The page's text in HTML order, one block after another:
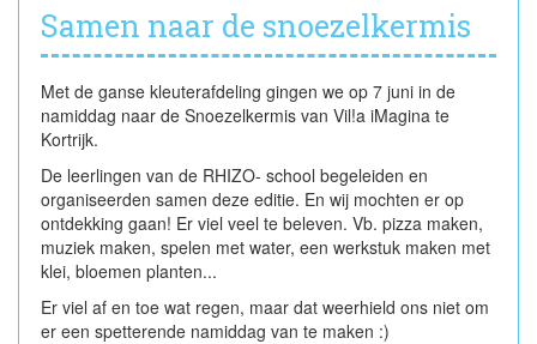
Samen naar de snoezelkermis
Met de ganse kleuterafdeling gingen we op 7 juni in de
namiddag naar de Snoezelkermis van Vil!a iMagina te
Kortrijk.
De leerlingen van de RHIZO- school begeleiden en
organiseerden samen deze editie. En wij mochten er op
ontdekking gaan! Er viel veel te beleven. Vb. pizza maken,
muziek maken, spelen met water, een werkstuk maken met
klei, bloemen planten...
Er viel af en toe wat regen, maar dat weerhield ons niet om
er een spetterende namiddag van te maken :)